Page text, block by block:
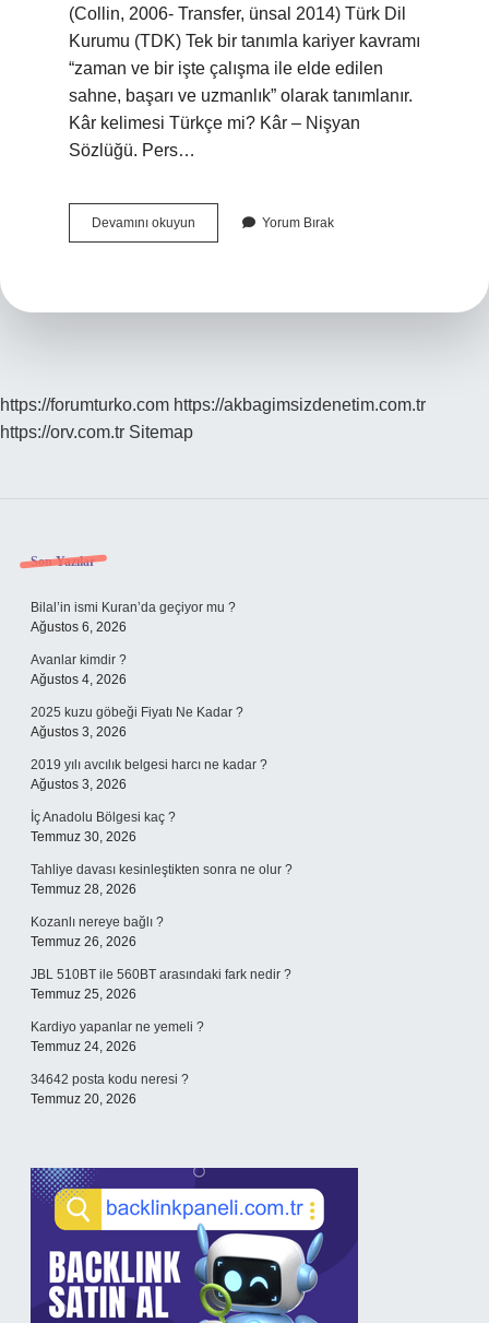
(Collin, 2006- Transfer, ünsal 2014) Türk Dil
Kurumu (TDK) Tek bir tanımla kariyer kavramı
“zaman ve bir işte çalışma ile elde edilen
sahne, başarı ve uzmanlık” olarak tanımlanır.
Kâr kelimesi Türkçe mi? Kâr – Nişyan
Sözlüğü. Pers…
Devamını okuyun
Kelimesinin
Yorum Bırak
https://forumturko.com https://akbagimsizdenetim.com.tr
https://orv.com.tr Sitemap
Sidebar
Son Yazılar
Bilal’in ismi Kuran’da geçiyor mu ?
Ağustos 6, 2026
Avanlar kimdir ?
Ağustos 4, 2026
2025 kuzu göbeği Fiyatı Ne Kadar ?
Ağustos 3, 2026
2019 yılı avcılık belgesi harcı ne kadar ?
Ağustos 3, 2026
İç Anadolu Bölgesi kaç ?
Temmuz 30, 2026
Tahliye davası kesinleştikten sonra ne olur ?
Temmuz 28, 2026
Kozanlı nereye bağlı ?
Temmuz 26, 2026
JBL 510BT ile 560BT arasındaki fark nedir ?
Temmuz 25, 2026
Kardiyo yapanlar ne yemeli ?
Temmuz 24, 2026
34642 posta kodu neresi ?
Temmuz 20, 2026